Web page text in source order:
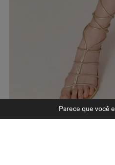
Parece que você